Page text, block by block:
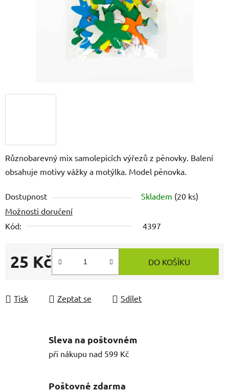
Různobarevný mix samolepicích výřezů z pěnovky. Balení
obsahuje motivy vážky a motýlka. Model pěnovka.
Dostupnost Skladem (20 ks)
Možnosti doručení
Kód:
4397
25 Kč
Měrná cena:
DO KOŠÍKU
Tisk Zeptat se Sdílet
Sleva na poštovném
při nákupu nad 599 Kč
Poštovné zdarma